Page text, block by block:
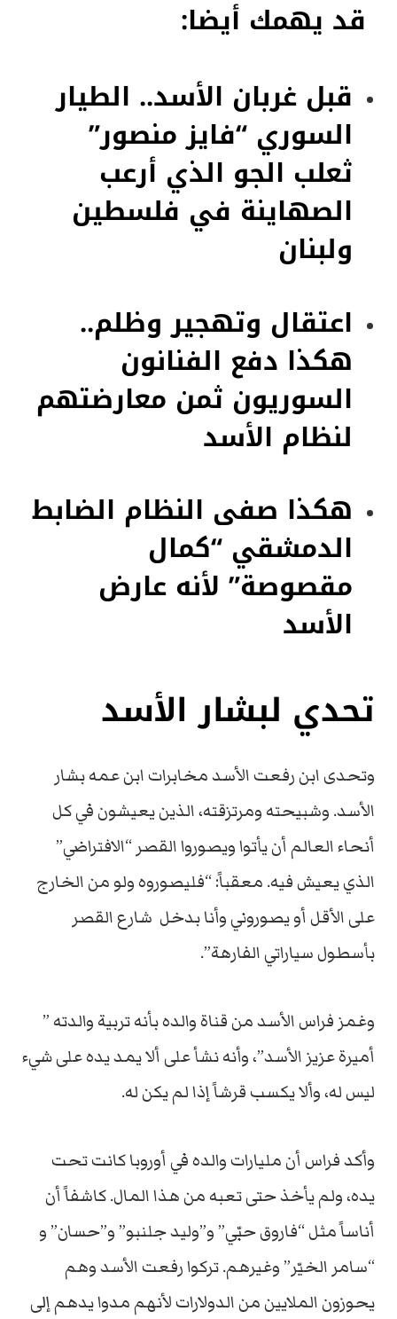
قد يهمك أيضا:
قبل غربان الأسد.. الطيار
السوري “فايز منصور”
ثعلب الجو الذي أرعب
الصهاينة في فلسطين
ولبنان
اعتقال وتهجير وظلم..
هكذا دفع الفنانون
السوريون ثمن معارضتهم
لنظام الأسد
هكذا صفى النظام الضابط
الدمشقي “كمال
مقصوصة” لأنه عارض
الأسد
تحدي لبشار الأسد
وتحدى ابن رفعت الأسد مخابرات ابن عمه بشار
الأسد. وشبيحته ومرتزقته، الذين يعيشون في كل
أنحاء العالم أن يأتوا ويصوروا القصر “الافتراضي”
الذي يعيش فيه. معقباً: “فليصوروه ولو من الخارج
على الأقل أو يصوروني وأنا بدخل شارع القصر
بأسطول سياراتي الفارهة”.
وغمز فراس الأسد من قناة والده بأنه تربية والدته ”
أميرة عزيز الأسد”، وأنه نشأ على ألا يمد يده على شيء
ليس له، وألا يكسب قرشاً إذا لم يكن له.
وأكد فراس أن مليارات والده في أوروبا كانت تحت
يده، ولم يأخذ حتى تعبه من هذا المال. كاشفاً أن
أناساً مثل “فاروق حبّي” و”وليد جلنبو” و”حسان” و
“سامر الخيّر” وغيرهم. تركوا رفعت الأسد وهم
يحوزون الملايين من الدولارات لأنهم مدوا يدهم إلى